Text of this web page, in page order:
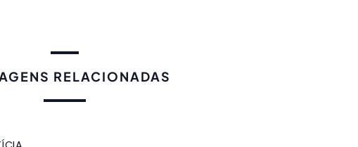
RELACIONADAS